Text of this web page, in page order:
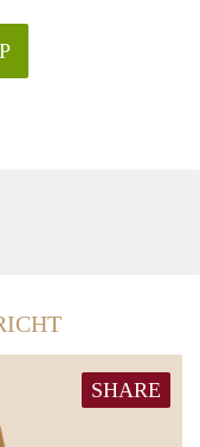
SHARE